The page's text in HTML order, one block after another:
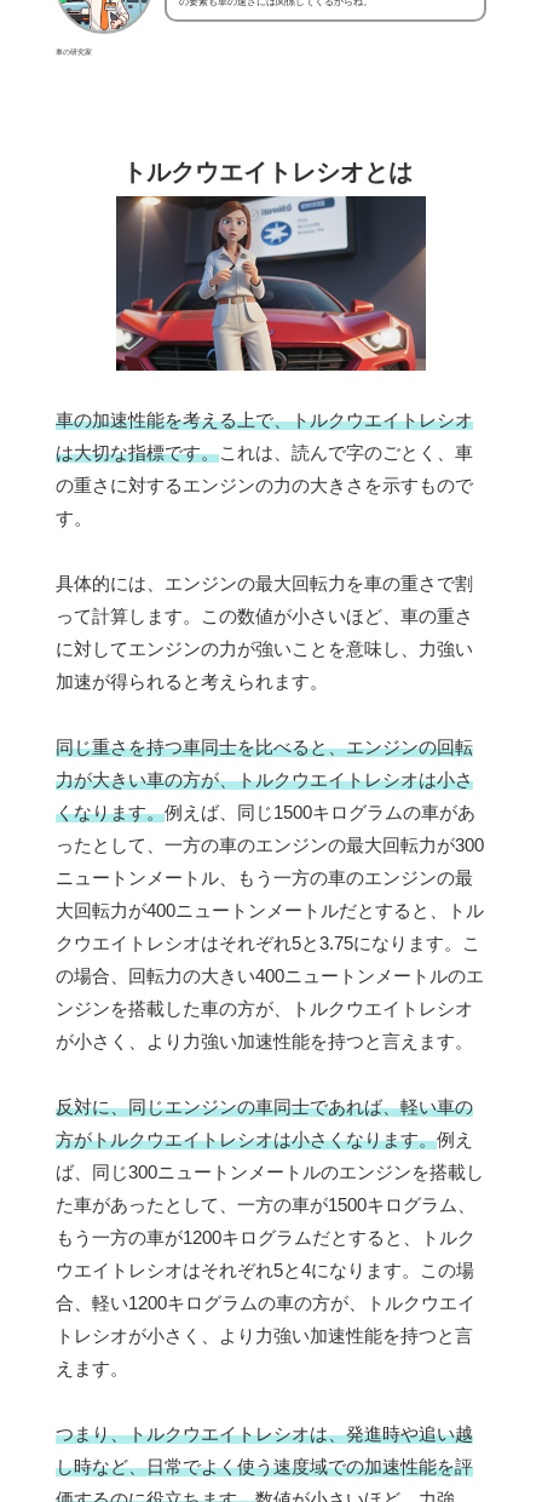
車の研究家
トルクウエイトレシオとは
車の加速性能を考える上で、トルクウエイトレシオ
は大切な指標です。これは、読んで字のごとく、車
の重さに対するエンジンの力の大きさを示すもので
す。
具体的には、エンジンの最大回転力を車の重さで割
って計算します。この数値が小さいほど、車の重さ
に対してエンジンの力が強いことを意味し、力強い
加速が得られると考えられます。
同じ重さを持つ車同士を比べると、エンジンの回転
力が大きい車の方が、トルクウエイトレシオは小さ
くなります。例えば、同じ1500キログラムの車があ
ったとして、一方の車のエンジンの最大回転力が300
ニュートンメートル、もう一方の車のエンジンの最
大回転力が400ニュートンメートルだとすると、トル
クウエイトレシオはそれぞれ5と3.75になります。こ
の場合、回転力の大きい400ニュートンメートルのエ
ンジンを搭載した車の方が、トルクウエイトレシオ
が小さく、より力強い加速性能を持つと言えます。
反対に、同じエンジンの車同士であれば、軽い車の
方がトルクウエイトレシオは小さくなります。例え
ば、同じ300ニュートンメートルのエンジンを搭載し
た車があったとして、一方の車が1500キログラム、
もう一方の車が1200キログラムだとすると、トルク
ウエイトレシオはそれぞれ5と4になります。この場
合、軽い1200キログラムの車の方が、トルクウエイ
トレシオが小さく、より力強い加速性能を持つと言
えます。
つまり、トルクウエイトレシオは、発進時や追い越
し時など、日常でよく使う速度域での加速性能を評